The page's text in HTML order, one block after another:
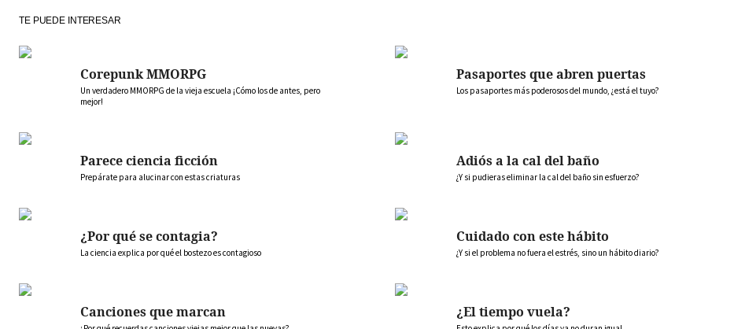
TE PUEDE INTERESAR
Corepunk MMORPG
Un verdadero MMORPG de la vieja escuela ¡Cómo los de antes, pero
mejor!
Pasaportes que abren puertas
Los pasaportes más poderosos del mundo, ¿está el tuyo?
Parece ciencia ficción
Prepárate para alucinar con estas criaturas
Adiós a la cal del baño
¿Y si pudieras eliminar la cal del baño sin esfuerzo?
¿Por qué se contagia?
La ciencia explica por qué el bostezo es contagioso
Cuidado con este hábito
¿Y si el problema no fuera el estrés, sino un hábito diario?
Canciones que marcan ¿El tiempo vuela?